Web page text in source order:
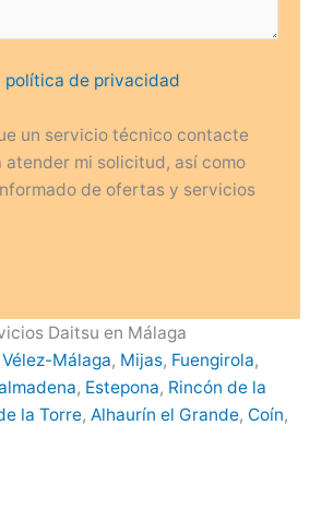
política de privacidad
un servicio técnico contacte
atender mi solicitud, así como
de ofertas y servicios
Daitsu en Málaga
Vélez-Málaga, Mijas, Fuengirola,
, Estepona, Rincón de la
la Torre, Alhaurín el Grande, Coín,